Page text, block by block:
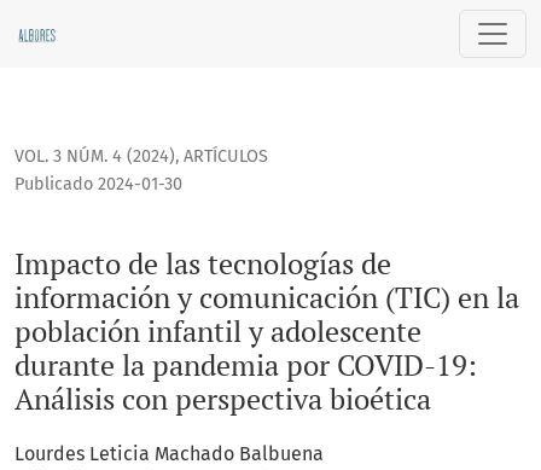
Impacto de las tecnologías de información y
VOL. 3 NÚM. 4 (2024), ARTÍCULOS
Impacto de las tecnologías de
información y comunicación (TIC) en la
población infantil y adolescente
durante la pandemia por COVID-19:
Análisis con perspectiva bioética
Publicado 2024-01-30
Lourdes Leticia Machado Balbuena